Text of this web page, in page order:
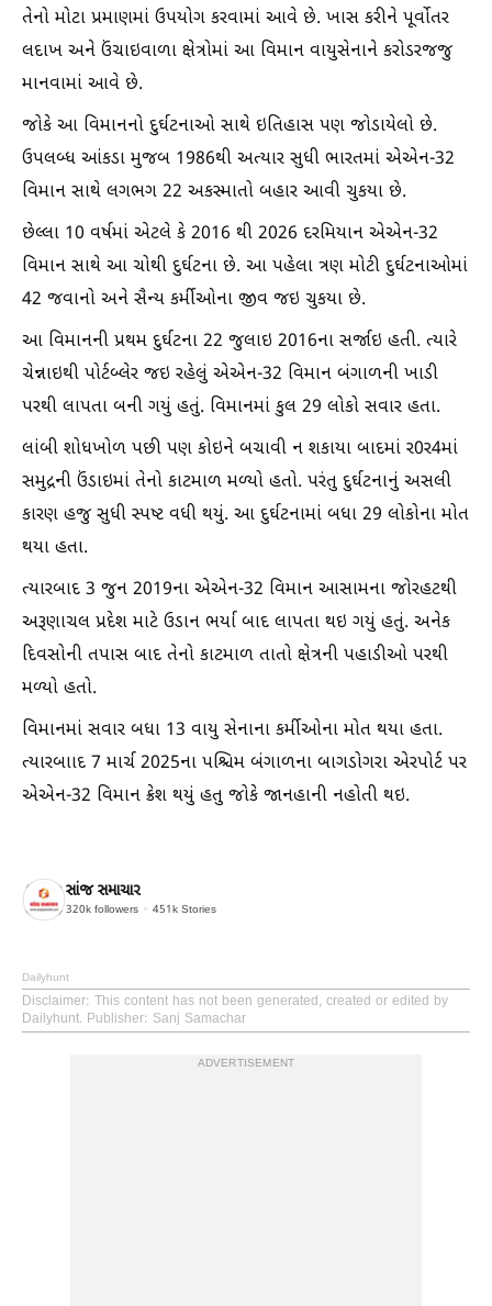
તેનો મોટા પ્રમાણમાં ઉપયોગ કરવામાં આવે છે. ખાસ કરીને પૂર્વોતર
લદાખ અને ઉંચાઇવાળા ક્ષેત્રોમાં આ વિમાન વાયુસેનાને કરોડરજજુ
માનવામાં આવે છે.
જોકે આ વિમાનનો દુર્ઘટનાઓ સાથે ઇતિહાસ પણ જોડાયેલો છે.
ઉપલબ્ધ આંકડા મુજબ 1986થી અત્યાર સુધી ભારતમાં એએન-32
વિમાન સાથે લગભગ 22 અકસ્માતો બહાર આવી ચુકયા છે.
છેલ્લા 10 વર્ષમાં એટલે કે 2016 થી 2026 દરમિયાન એએન-32
વિમાન સાથે આ ચોથી દુર્ઘટના છે. આ પહેલા ત્રણ મોટી દુર્ઘટનાઓમાં
42 જવાનો અને સૈન્ય કર્મીઓના જીવ જઇ ચુકયા છે.
આ વિમાનની પ્રથમ દુર્ઘટના 22 જુલાઇ 2016ના સર્જાઇ હતી. ત્યારે
ચેન્નાઇથી પોર્ટબ્લેર જઇ રહેલું એએન-32 વિમાન બંગાળની ખાડી
પરથી લાપતા બની ગયું હતું. વિમાનમાં કુલ 29 લોકો સવાર હતા.
લાંબી શોધખોળ પછી પણ કોઇને બચાવી ન શકાયા બાદમાં ર0ર4માં
સમુદ્રની ઉંડાઇમાં તેનો કાટમાળ મળ્યો હતો. પરંતુ દુર્ઘટનાનું અસલી
કારણ હજુ સુધી સ્પષ્ટ વધી થયું. આ દુર્ઘટનામાં બધા 29 લોકોના મોત
થયા હતા.
ત્યારબાદ 3 જુન 2019ના એએન-32 વિમાન આસામના જોરહટથી
અરૂણાચલ પ્રદેશ માટે ઉડાન ભર્યા બાદ લાપતા થઇ ગયું હતું. અનેક
દિવસોની તપાસ બાદ તેનો કાટમાળ તાતો ક્ષેત્રની પહાડીઓ પરથી
મળ્યો હતો.
વિમાનમાં સવાર બધા 13 વાયુ સેનાના કર્મીઓના મોત થયા હતા.
ત્યારબાાદ 7 માર્ચ 2025ના પશ્ચિમ બંગાળના બાગડોગરા એરપોર્ટ પર
એએન-32 વિમાન ક્રેશ થયું હતુ જોકે જાનહાની નહોતી થઇ.
સાંજ સમાચાર
320k followers 451k Stories
Dailyhunt
Disclaimer: This content has not been generated, created or edited by
Dailyhunt. Publisher: Sanj Samachar
ADVERTISEMENT